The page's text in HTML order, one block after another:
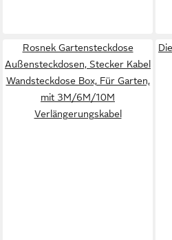
Rosnek Gartensteckdose
Außensteckdosen, Stecker Kabel
Wandsteckdose Box, Für Garten,
mit 3M/6M/10M
Verlängerungskabel